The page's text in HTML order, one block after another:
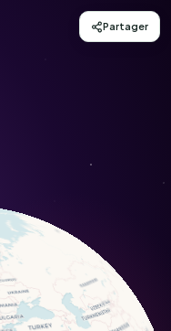
(Potentilla aurea)
Partager